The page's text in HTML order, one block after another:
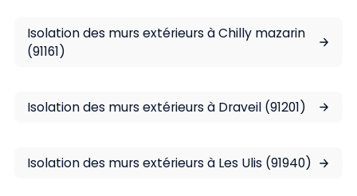
Isolation des murs extérieurs à Chilly mazarin
(91161)
Isolation des murs extérieurs à Draveil (91201)
Isolation des murs extérieurs à Les Ulis (91940)